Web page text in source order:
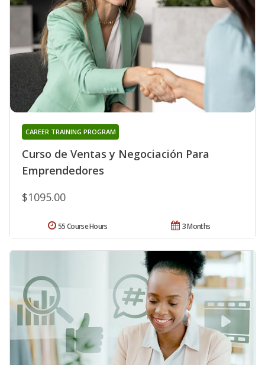
Curso de Ventas y Negociación Para
Emprendedores
CAREER TRAINING PROGRAM
$1095.00
3 Months
55 Course Hours